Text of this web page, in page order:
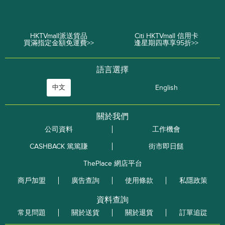
HKTVmall派送貨品
買滿指定金額免運費>>
Citi HKTVmall 信用卡
逢星期四專享95折>>
語言選擇
中文 English
關於我們
公司資料
工作機會
CASHBACK 篤篤賺
街市即日餸
ThePlace 網店平台
商戶加盟
廣告查詢 使用條款 私隱政策
資料查詢
常見問題 關於送貨 關於退貨 訂單追踨